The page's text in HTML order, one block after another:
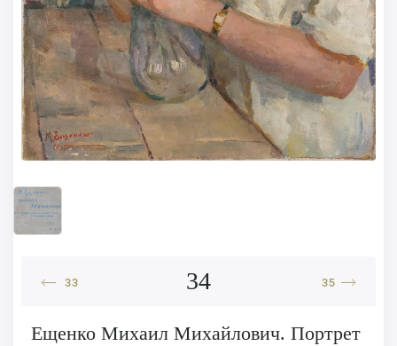
33 34 35
Ещенко Михаил Михайлович. Портрет